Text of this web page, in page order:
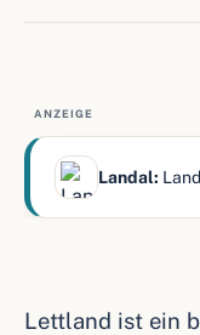
ANZEIGE
Landal: Landal
Lettland ist ein